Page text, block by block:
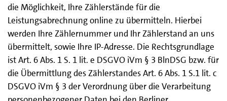
die Möglichkeit, Ihre Zählerstände für die
Leistungsabrechnung online zu übermitteln. Hierbei
werden Ihre Zählernummer und Ihr Zählerstand an uns
übermittelt, sowie Ihre IP-Adresse. Die Rechtsgrundlage
ist Art. 6 Abs. 1 S. 1 lit. e DSGVO iVm § 3 BlnDSG bzw. für
die Übermittlung des Zählerstandes Art. 6 Abs. 1 S.1 lit. c
DSGVO iVm § 3 der Verordnung über die Verarbeitung